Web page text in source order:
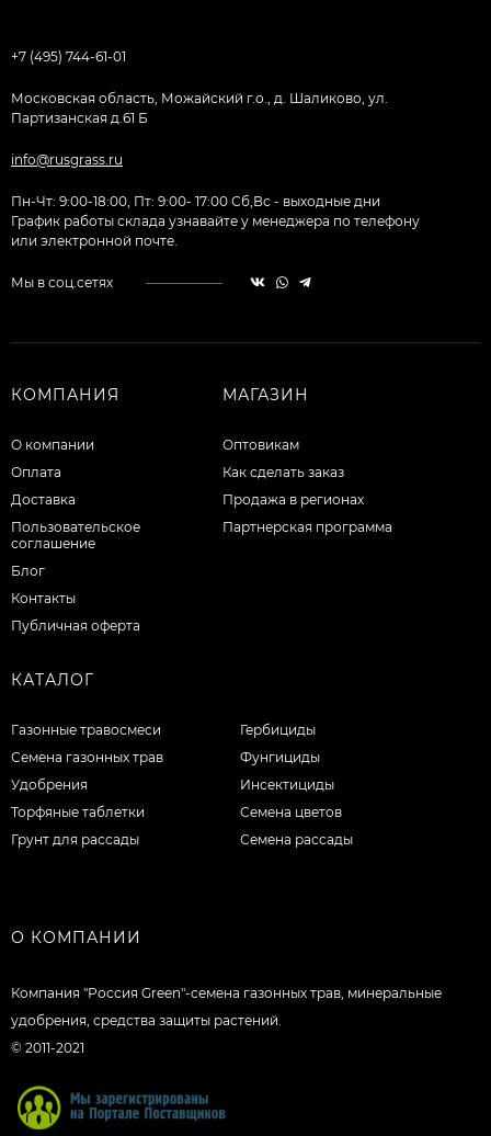
+7 (495) 744-61-01
Московская область, Можайский г.о., д. Шаликово, ул.
Партизанская д.61 Б
info@rusgrass.ru
Пн-Чт: 9:00-18:00, Пт: 9:00- 17:00 Сб,Вс - выходные дни
График работы склада узнавайте у менеджера по телефону
или электронной почте.
Мы в соц.сетях
КОМПАНИЯ
О компании
Оплата
Доставка
Пользовательское
соглашение
Блог
Контакты
Публичная оферта
МАГАЗИН
Оптовикам
Как сделать заказ
Продажа в регионах
Партнерская программа
КАТАЛОГ
Газонные травосмеси
Семена газонных трав
Удобрения
Торфяные таблетки
Грунт для рассады
Гербициды
Фунгициды
Инсектициды
Семена цветов
Семена рассады
О КОМПАНИИ
Компания "Россия Green"-семена газонных трав, минеральные
удобрения, средства защиты растений.
© 2011-2021